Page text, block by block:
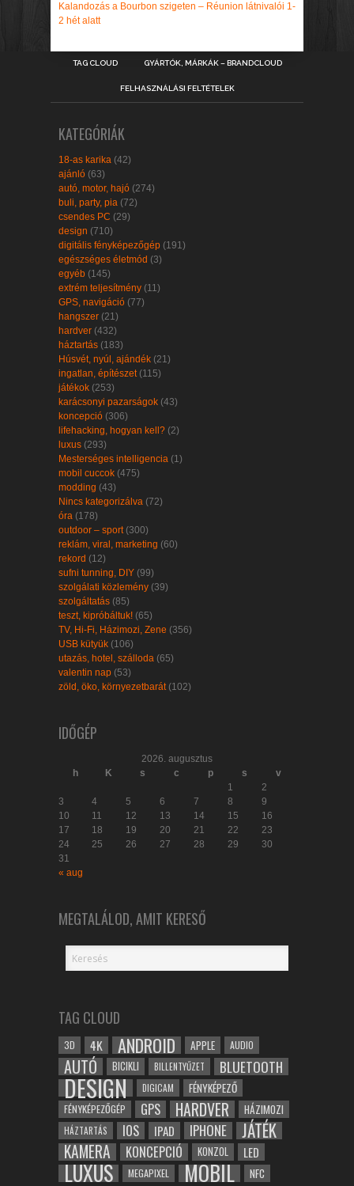
Kalandozás a Bourbon szigeten – Réunion látnivalói 1-
2 hét alatt
TAG CLOUD GYÁRTÓK, MÁRKÁK – BRANDCLOUD
FELHASZNÁLÁSI FELTÉTELEK
KATEGÓRIÁK
18-as karika (42)
ajánló (63)
autó, motor, hajó (274)
buli, party, pia (72)
csendes PC (29)
design (710)
digitális fényképezőgép (191)
egészséges életmód (3)
egyéb (145)
extrém teljesítmény (11)
GPS, navigáció (77)
hangszer (21)
hardver (432)
háztartás (183)
Húsvét, nyúl, ajándék (21)
ingatlan, építészet(115)
játékok (253)
karácsonyi pazarságok (43)
koncepció (306)
lifehacking, hogyan kell? (2)
luxus (293)
Mesterséges intelligencia (1)
mobil cuccok (475)
modding (43)
Nincs kategorizálva (72)
óra (178)
outdoor – sport(300)
reklám, viral, marketing (60)
rekord (12)
sufni tunning, DIY (99)
szolgálati közlemény (39)
szolgáltatás (85)
teszt, kipróbáltuk! (65)
TV, Hi-Fi, Házimozi, Zene (356)
USB kütyük (106)
utazás, hotel, szálloda (65)
valentin nap (53)
zöld, öko, környezetbarát(102)
IDŐGÉP
2026. augusztus
h
K s c p s
v
1
2
3
4 5 6 7 8
9
10
11 12 13 14 15
16
17
18 19 20 21 22
23
24
25 26 27 28 29
30
31
« aug
MEGTALÁLOD, AMIT KERESŐ
TAG CLOUD
3D 4K ANDROID APPLE AUDIO
AUTÓ BICIKLI BILLENTYŰZET BLUETOOTH
DESIGN DIGICAM FÉNYKÉPEZŐ
FÉNYKÉPEZŐGÉP GPS HARDVER HÁZIMOZI
HÁZTARTÁS IOS IPAD IPHONE JÁTÉK
KAMERA KONCEPCIÓ KONZOL LED
LUXUS MEGAPIXEL MOBIL NFC